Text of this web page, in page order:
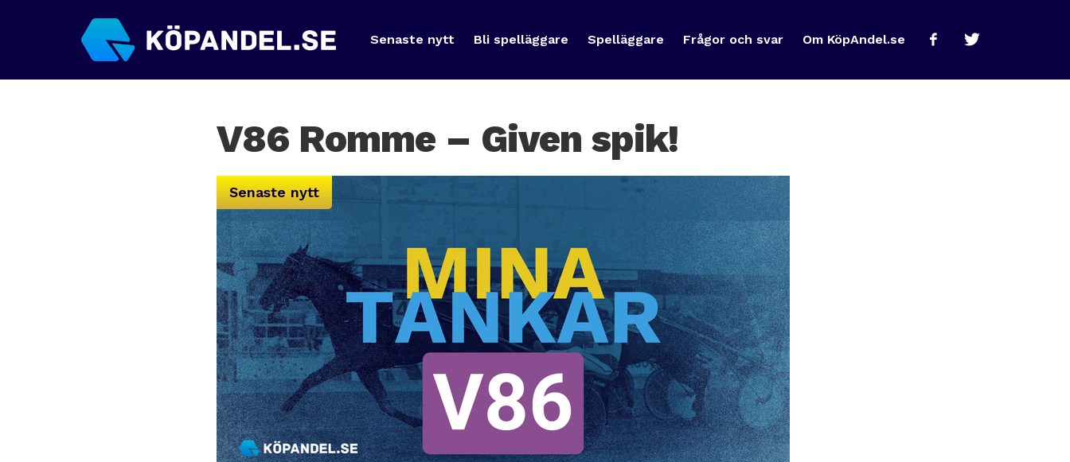
Senaste nytt Bli spelläggare Spelläggare Frågor och svar Om KöpAndel.se
V86 Romme – Given spik!
Senaste nytt